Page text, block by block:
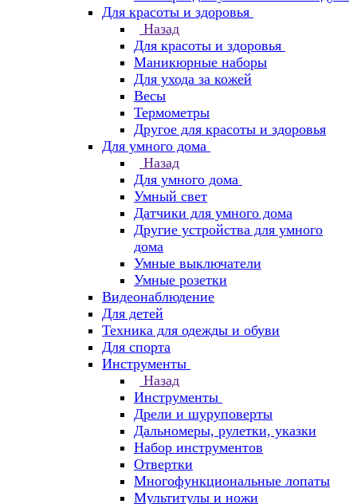
Для красоты и здоровья
Назад
Для красоты и здоровья
Маникюрные наборы
Для ухода за кожей
Весы
Термометры
Другое для красоты и здоровья
Для умного дома
Назад
Для умного дома
Умный свет
Датчики для умного дома
Другие устройства для умного
дома
Умные выключатели
Умные розетки
Видеонаблюдение
Для детей
Техника для одежды и обуви
Для спорта
Инструменты
Назад
Инструменты
Дрели и шуруповерты
Дальномеры, рулетки, указки
Набор инструментов
Отвертки
Многофункциональные лопаты
Мультитулы и ножи